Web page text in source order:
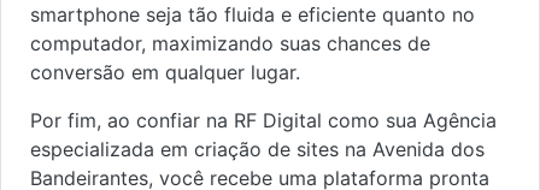
smartphone seja tão fluida e eficiente quanto no
computador, maximizando suas chances de
conversão em qualquer lugar.
Por fim, ao confiar na RF Digital como sua Agência
especializada em criação de sites na Avenida dos
Bandeirantes, você recebe uma plataforma pronta